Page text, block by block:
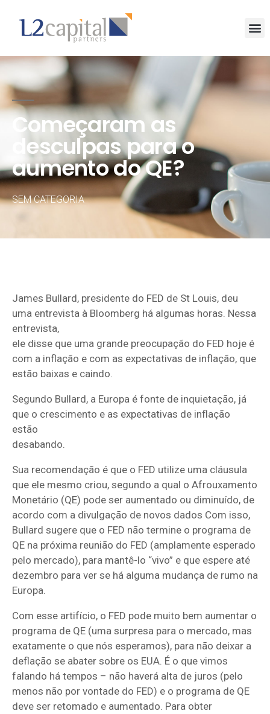
Começaram as
desculpas para o
aumento do QE?
SEM CATEGORIA
James Bullard, presidente do FED de St Louis, deu
uma entrevista à Bloomberg há algumas horas. Nessa
entrevista,
ele disse que uma grande preocupação do FED hoje é
com a inflação e com as expectativas de inflação, que
estão baixas e caindo.
Segundo Bullard, a Europa é fonte de inquietação, já
que o crescimento e as expectativas de inflação
estão
desabando.
Sua recomendação é que o FED utilize uma cláusula
que ele mesmo criou, segundo a qual o Afrouxamento
Monetário (QE) pode ser aumentado ou diminuído, de
acordo com a divulgação de novos dados Com isso,
Bullard sugere que o FED não termine o programa de
QE na próxima reunião do FED (amplamente esperado
pelo mercado), para mantê-lo “vivo” e que espere até
dezembro para ver se há alguma mudança de rumo na
Europa.
Com esse artifício, o FED pode muito bem aumentar o
programa de QE (uma surpresa para o mercado, mas
exatamente o que nós esperamos), para não deixar a
deflação se abater sobre os EUA. É o que vimos
falando há tempos – não haverá alta de juros (pelo
menos não por vontade do FED) e o programa de QE
deve ser retomado e aumentado. Para obter